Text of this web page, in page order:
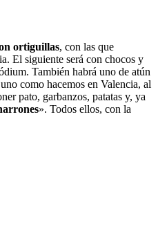
ortiguillas, con las que
El siguiente será con chocos y
También habrá uno de atún
como hacemos en Valencia, al
pato, garbanzos, patatas y, ya
». Todos ellos, con la